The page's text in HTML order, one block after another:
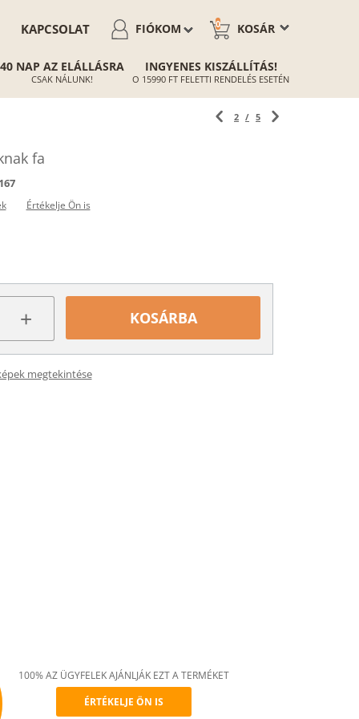
KOSÁR
0
FIÓKOM
KAPCSOLAT
40 NAP AZ ELÁLLÁSRA
CSAK NÁLUNK!
INGYENES KISZÁLLÍTÁS!
O 15990 FT FELETTI RENDELÉS ESETÉN
2 / 5
fa
Értékelje Ön is
+ KOSÁRBA
megtekintése
100% AZ ÜGYFELEK AJÁNLJÁK EZT A TERMÉKET
ÉRTÉKELJE ÖN IS